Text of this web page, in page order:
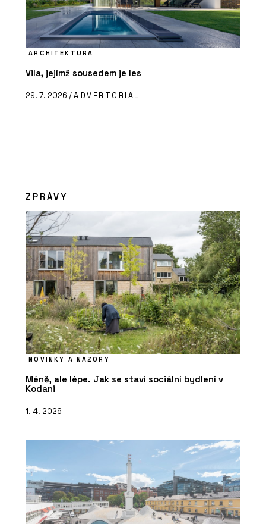
ARCHITEKTURA
Vila, jejímž sousedem je les
29. 7. 2026 /ADVERTORIAL
ZPRÁVY
NOVINKY A NÁZORY
Méně, ale lépe. Jak se staví sociální bydlení v
Kodani
1. 4. 2026